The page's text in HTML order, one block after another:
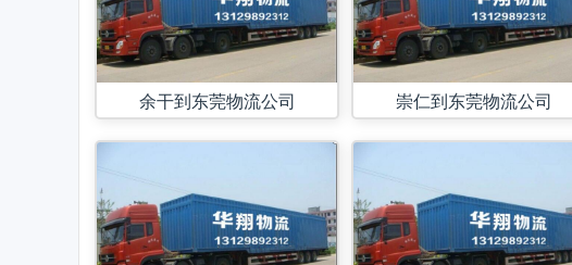
余干到东莞物流公司 崇仁到东莞物流公司